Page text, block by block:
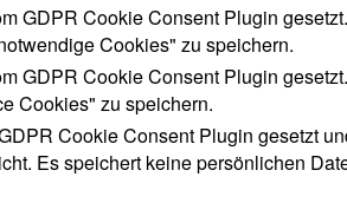
GDPR Cookie Consent Plugin
Cookies" zu speichern.
GDPR Cookie Consent Plugin
Cookies" zu speichern.
Cookie Consent Plugin gesetzt
Es speichert keine persönlichen